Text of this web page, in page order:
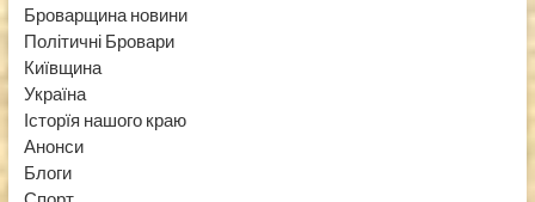
Броварщина новини
Політичні Бровари
Київщина
Україна
Історїя нашого краю
Анонси
Блоги